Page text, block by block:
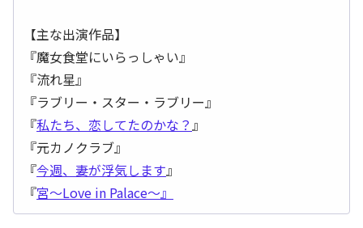
【主な出演作品】
『魔女食堂にいらっしゃい』
『流れ星』
『ラブリー・スター・ラブリー』
『私たち、恋してたのかな？』
『元カノクラブ』
『今週、妻が浮気します』
『宮～Love in Palace～』